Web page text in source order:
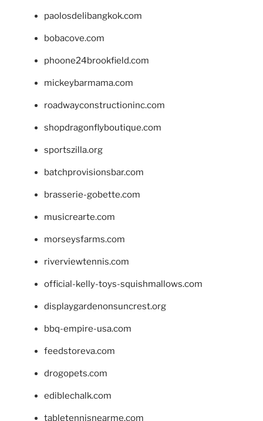
paolosdelibangkok.com
bobacove.com
phoone24brookfield.com
mickeybarmama.com
roadwayconstructioninc.com
shopdragonflyboutique.com
sportszilla.org
batchprovisionsbar.com
brasserie-gobette.com
musicrearte.com
morseysfarms.com
riverviewtennis.com
official-kelly-toys-squishmallows.com
displaygardenonsuncrest.org
bbq-empire-usa.com
feedstoreva.com
drogopets.com
ediblechalk.com
tabletennisnearme.com